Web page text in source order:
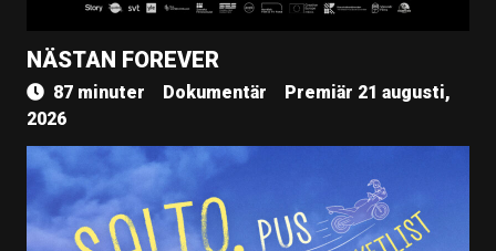
NÄSTAN FOREVER
87 minuter Dokumentär
Premiär 21 augusti,
2026